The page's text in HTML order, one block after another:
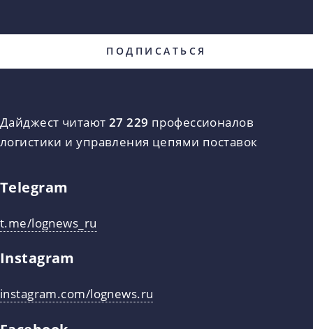
Дайджест читают 27 229 профессионалов
логистики и управления цепями поставок
Telegram
t.me/lognews_ru
Instagram
instagram.com/lognews.ru